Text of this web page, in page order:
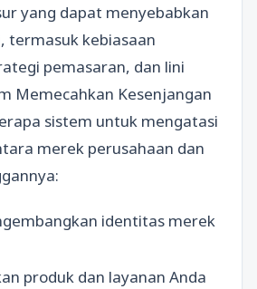
yang dapat menyebabkan
termasuk kebiasaan
pemasaran, dan lini
Memecahkan Kesenjangan
sistem untuk mengatasi
merek perusahaan dan
identitas merek
produk dan layanan Anda